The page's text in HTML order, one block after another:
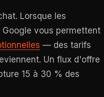
Lorsque les
vous permettent
— des tarifs
Un flux d'offre
15 à 30 % des